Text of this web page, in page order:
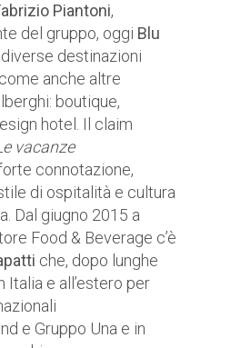
Piantoni,
del gruppo, oggi Blu
destinazioni
anche altre
boutique,
hotel. Il claim
vacanze
connotazione,
di ospitalità e cultura
Dal giugno 2015 a
Food & Beverage c’è
che, dopo lunghe
Italia e all’estero per
e Gruppo Una e in